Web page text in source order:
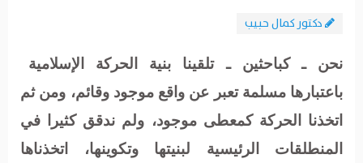
دكتور كمال حبيب
نحن ـ كباحثين ـ تلقينا بنية الحركة الإسلامية
باعتبارها مسلمة تعبر عن واقع موجود وقائم، ومن ثم
اتخذنا الحركة كمعطى موجود، ولم ندقق كثيرا في
المنطلقات الرئيسية لبنيتها وتكوينها، اتخذناها